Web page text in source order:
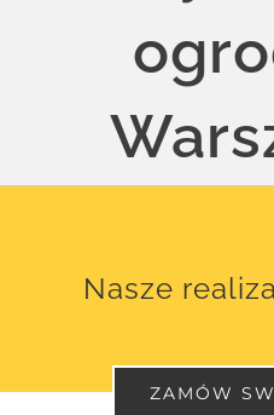
Nasze
ZAMÓW